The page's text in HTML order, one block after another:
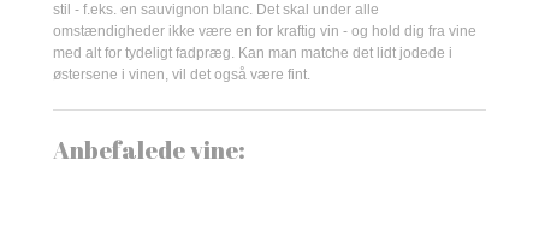
stil - f.eks. en sauvignon blanc. Det skal under alle
omstændigheder ikke være en for kraftig vin - og hold dig fra vine
med alt for tydeligt fadpræg. Kan man matche det lidt jodede i
østersene i vinen, vil det også være fint.
Anbefalede vine: